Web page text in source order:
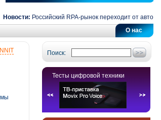
Российский RPA-рынок переходит от
О нас
Поиск:
Тесты цифровой техники